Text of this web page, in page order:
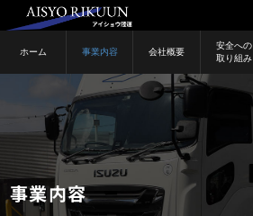
ホーム 事業内容 会社概要
安全への
取り組み
事業内容